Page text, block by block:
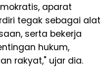
aparat
tegak sebagai alat
serta bekerja
hukum,
rakyat," ujar dia.